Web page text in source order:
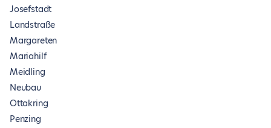
Josefstadt
Landstraße
Margareten
Mariahilf
Meidling
Neubau
Ottakring
Penzing